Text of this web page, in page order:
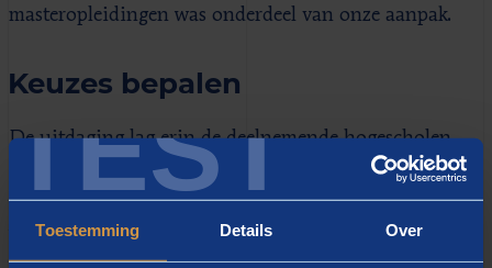
TEST
Toestemming Details Over
masteropleidingen was onderdeel van onze aanpak.
Keuzes bepalen
De uitdaging lag erin de deelnemende hogescholen
geïnspireerd en betrokken te houden, om de
inhoudelijke en onderwijskundige principes uit te
werken, en ook om de governance rondom de